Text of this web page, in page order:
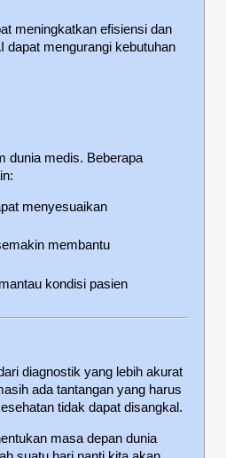
meningkatkan efisiensi dan
dapat mengurangi kebutuhan
dunia medis. Beberapa
menyesuaikan
membantu
kondisi pasien
diagnostik yang lebih akurat
ada tantangan yang harus
tidak dapat disangkal.
masa depan dunia